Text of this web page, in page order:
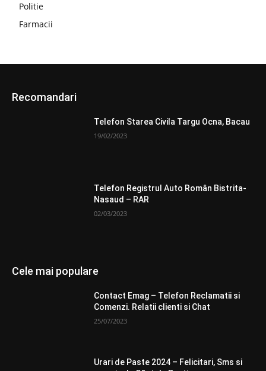
Politie
Farmacii
Recomandari
Telefon Starea Civila Targu Ocna, Bacau
19/02/2023
Telefon Registrul Auto Român Bistrita-
Nasaud – RAR
02/03/2023
Cele mai populare
Contact Emag – Telefon Reclamatii si
Comenzi. Relatii clienti si Chat
25/07/2023
Urari de Paste 2024 – Felicitari, Sms si